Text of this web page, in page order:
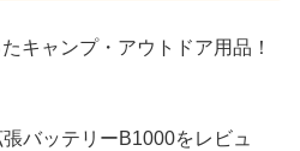
キャンプ・アウトドア用品！
バッテリーB1000をレビュ